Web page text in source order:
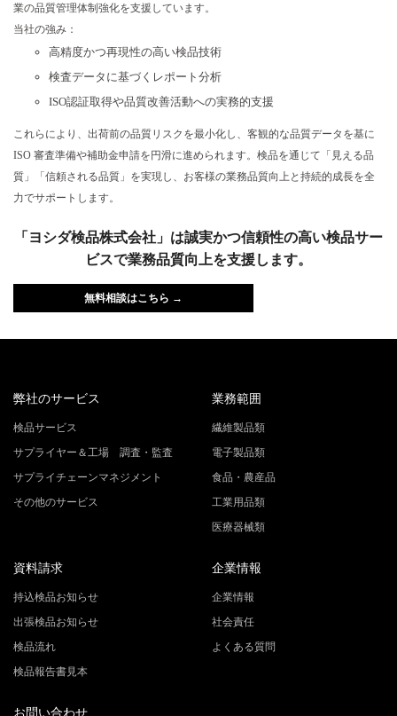
業の品質管理体制強化を支援しています。
当社の強み：
高精度かつ再現性の高い検品技術
検査データに基づくレポート分析
ISO認証取得や品質改善活動への実務的支援
これらにより、出荷前の品質リスクを最小化し、客観的な品質データを基に
ISO 審査準備や補助金申請を円滑に進められます。検品を通じて「見える品
質」「信頼される品質」を実現し、お客様の業務品質向上と持続的成長を全
力でサポートします。
「ヨシダ検品株式会社」は誠実かつ信頼性の高い検品サー
ビスで業務品質向上を支援します。
無料相談はこちら →
弊社のサービス
検品サービス
サプライヤー＆工場 調査・監査
サプライチェーンマネジメント
その他のサービス
業務範囲
繊維製品類
電子製品類
食品・農産品
工業用品類
医療器械類
資料請求
持込検品お知らせ
出張検品お知らせ
検品流れ
検品報告書見本
企業情報
企業情報
社会責任
よくある質問
お問い合わせ